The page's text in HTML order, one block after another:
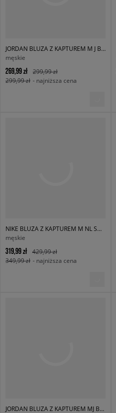
JORDAN BLUZA Z KAPTUREM M J BRK OVS PO HD
męskie
269,99 zł
299,99 zł
299,99 zł - najniższa cena
NIKE BLUZA Z KAPTUREM M NL SOLO SWSH BB PO HOODIE
męskie
319,99 zł
429,99 zł
349,99 zł - najniższa cena
JORDAN BLUZA Z KAPTUREM MJ BRKLN FLC PO HOODIE MJ BRKLN FLC